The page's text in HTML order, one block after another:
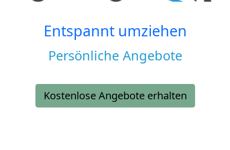
Entspannt umziehen
Persönliche Angebote
Kostenlose Angebote erhalten